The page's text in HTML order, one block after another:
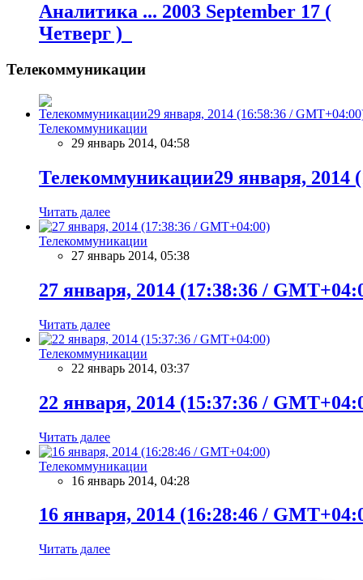
Аналитика ... 2003 September 17 (
Четверг )
Телекоммуникации
Телекоммуникации
29 январь 2014, 04:58
Телекоммуникации29 января, 2014
Читать далее
Телекоммуникации
27 январь 2014, 05:38
27 января, 2014 (17:38:36 /
Читать далее
Телекоммуникации
22 январь 2014, 03:37
22 января, 2014 (15:37:36 /
Читать далее
Телекоммуникации
16 январь 2014, 04:28
16 января, 2014 (16:28:46 /
Читать далее